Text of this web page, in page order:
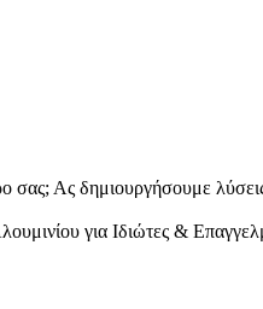
σας; Ας δημιουργήσουμε